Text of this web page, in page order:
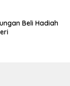
Beli Hadiah